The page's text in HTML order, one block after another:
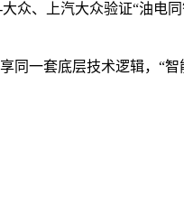
众、上汽大众验证“油电
同一套底层技术逻辑，“